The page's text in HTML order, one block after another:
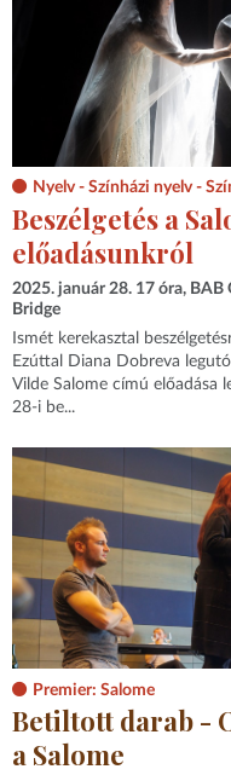
Nyelv - Színházi nyelv -
Beszélgetés a
előadásunkról
2025. január 28. 17 óra, BAB
Bridge
Ismét kerekasztal
Ezúttal Diana Dobreva
Vilde Salome címú előadása
28-i be...
Premier: Salome
Betiltott darab -
a Salome